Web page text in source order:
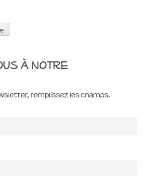
à notre
remplissez les champs.